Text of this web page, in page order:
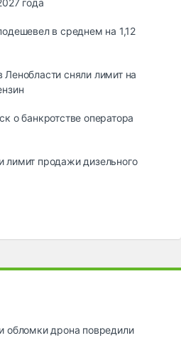
года
в среднем на 1,12
сняли лимит на
о банкротстве оператора
лимит продажи дизельного
обломки дрона повредили